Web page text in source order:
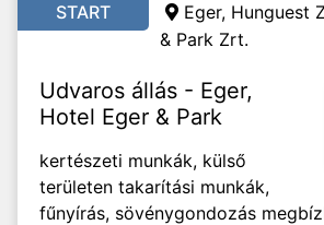
START
Eger, Hunguest
& Park Zrt.
Udvaros állás - Eger,
Hotel Eger & Park
kertészeti munkák, külső
területen takarítási munkák,
fűnyírás, sövénygondozás